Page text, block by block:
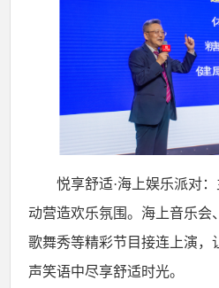
悦享舒适·海上娱乐派对
动营造欢乐氛围。海上音乐会
歌舞秀等精彩节目接连上演，
声笑语中尽享舒适时光。